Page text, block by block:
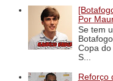
Por
Se tem
Copa
S...
Reforço